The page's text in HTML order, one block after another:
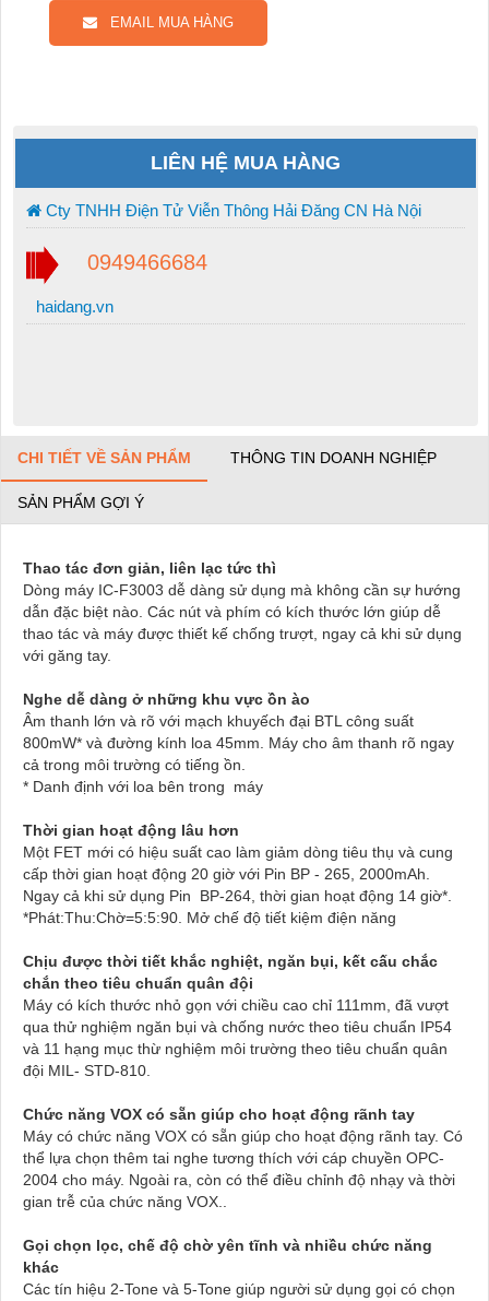
EMAIL MUA HÀNG
LIÊN HỆ MUA HÀNG
Cty TNHH Điện Tử Viễn Thông Hải Đăng CN Hà Nội
0949466684
haidang.vn
CHI TIẾT VỀ SẢN PHẨM THÔNG TIN DOANH NGHIỆP
SẢN PHẨM GỢI Ý
Thao tác đơn giản, liên lạc tức thì
Dòng máy IC-F3003 dễ dàng sử dụng mà không cần sự hướng
dẫn đặc biệt nào. Các nút và phím có kích thước lớn giúp dễ
thao tác và máy được thiết kế chống trượt, ngay cả khi sử dụng
với găng tay.
Nghe dễ dàng ở những khu vực ồn ào
Âm thanh lớn và rõ với mạch khuyếch đại BTL công suất
800mW* và đường kính loa 45mm. Máy cho âm thanh rõ ngay
cả trong môi trường có tiếng ồn.
* Danh định với loa bên trong máy
Thời gian hoạt động lâu hơn
Một FET mới có hiệu suất cao làm giảm dòng tiêu thụ và cung
cấp thời gian hoạt động 20 giờ với Pin BP - 265, 2000mAh.
Ngay cả khi sử dụng Pin BP-264, thời gian hoạt động 14 giờ*.
*Phát:Thu:Chờ=5:5:90. Mở chế độ tiết kiệm điện năng
Chịu được thời tiết khắc nghiệt, ngăn bụi, kết cấu chắc
chắn theo tiêu chuẩn quân đội
Máy có kích thước nhỏ gọn với chiều cao chỉ 111mm, đã vượt
qua thử nghiệm ngăn bụi và chống nước theo tiêu chuẩn IP54
và 11 hạng mục thừ nghiệm môi trường theo tiêu chuẩn quân
đội MIL- STD-810.
Chức năng VOX có sẵn giúp cho hoạt động rãnh tay
Máy có chức năng VOX có sẵn giúp cho hoạt động rãnh tay. Có
thể lựa chọn thêm tai nghe tương thích với cáp chuyền OPC-
2004 cho máy. Ngoài ra, còn có thể điều chỉnh độ nhạy và thời
gian trễ của chức năng VOX..
Gọi chọn lọc, chế độ chờ yên tĩnh và nhiều chức năng
khác
Các tín hiệu 2-Tone và 5-Tone giúp người sử dụng gọi có chọn